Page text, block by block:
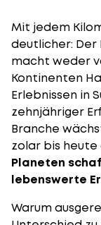
Mit jedem
deutlicher: Der
macht weder
Kontinenten
Erlebnissen in
zehnjähriger
Branche
zolar bis
Planeten
lebenswerte
Warum